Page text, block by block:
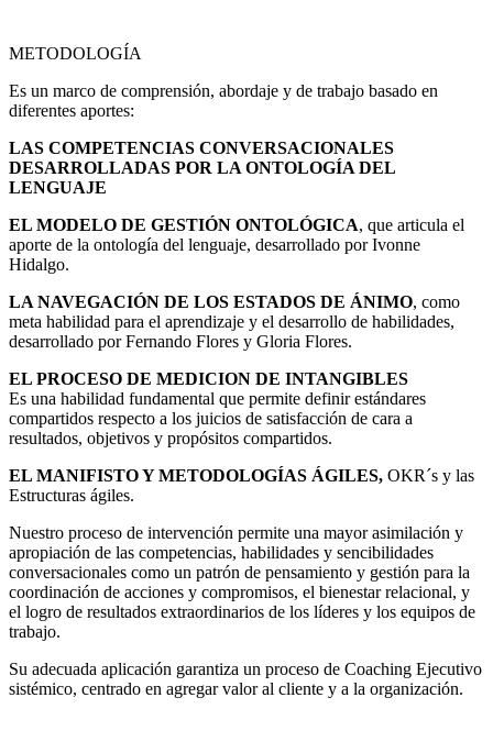
METODOLOGÍA
Es un marco de comprensión, abordaje y de trabajo basado en
diferentes aportes:
LAS COMPETENCIAS CONVERSACIONALES
DESARROLLADAS POR LA ONTOLOGÍA DEL
LENGUAJE
EL MODELO DE GESTIÓN ONTOLÓGICA, que articula el
aporte de la ontología del lenguaje, desarrollado por Ivonne
Hidalgo.
LA NAVEGACIÓN DE LOS ESTADOS DE ÁNIMO, como
meta habilidad para el aprendizaje y el desarrollo de habilidades,
desarrollado por Fernando Flores y Gloria Flores.
EL PROCESO DE MEDICION DE INTANGIBLES
Es una habilidad fundamental que permite definir estándares
compartidos respecto a los juicios de satisfacción de cara a
resultados, objetivos y propósitos compartidos.
EL MANIFISTO Y METODOLOGÍAS ÁGILES, OKR´s y las
Estructuras ágiles.
Nuestro proceso de intervención permite una mayor asimilación y
apropiación de las competencias, habilidades y sencibilidades
conversacionales como un patrón de pensamiento y gestión para la
coordinación de acciones y compromisos, el bienestar relacional, y
el logro de resultados extraordinarios de los líderes y los equipos de
trabajo.
Su adecuada aplicación garantiza un proceso de Coaching Ejecutivo
sistémico, centrado en agregar valor al cliente y a la organización.